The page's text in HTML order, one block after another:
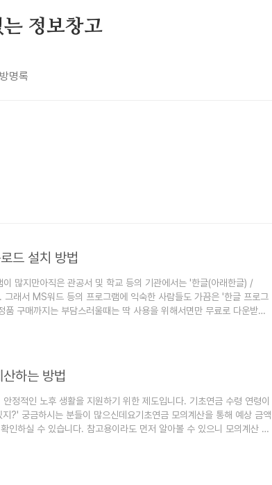
정보창고
방명록
드 설치 방법
이 많지만아직은 관공서 및 학교 등의 기관에서는 '한글(아래한글) /
래서 MS워드 등의 프로그램에 익숙한 사람들도 가끔은 '한글 프로그
품 구매까지는 부담스러울때는 딱 사용을 위해서면만 무료로 다운받아
, 디자인 등 다양한 작업을 지원합니다. 특히, 한글과 컴퓨터에서 제공
하는 방법
정적인 노후 생활을 지원하기 위한 제도입니다. 기초연금 수령 연령이
?' 궁금하시는 분들이 많으신데요기초연금 모의계산을 통해 예상 금액
인하실 수 있습니다. 참고용이라도 먼저 알아볼 수 있으니 모의계산 하
적 지원 제도입니다. 2024년 기준 최대 30만 원까지 지급되며, 소